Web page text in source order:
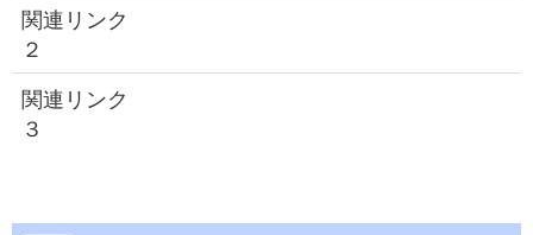
関連リンク
２
関連リンク
３